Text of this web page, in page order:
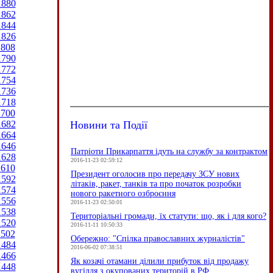
Новини та Події
Патріоти Прикарпаття ідуть на службу за контрактом
2016-11-23 02:59:12
Президент оголосив про передачу ЗСУ нових
літаків, ракет, танків та про початок розробки
нового ракетного озброєння
2016-11-23 02:50:01
Територіальні громади, їх статути: що, як і для кого?
2016-11-11 10:50:33
Обережно: "Спілка православних журналістів"
2016-06-02 07:38:51
Як козачі отамани ділили прибуток від продажу
вугілля з окупованих територій в РФ